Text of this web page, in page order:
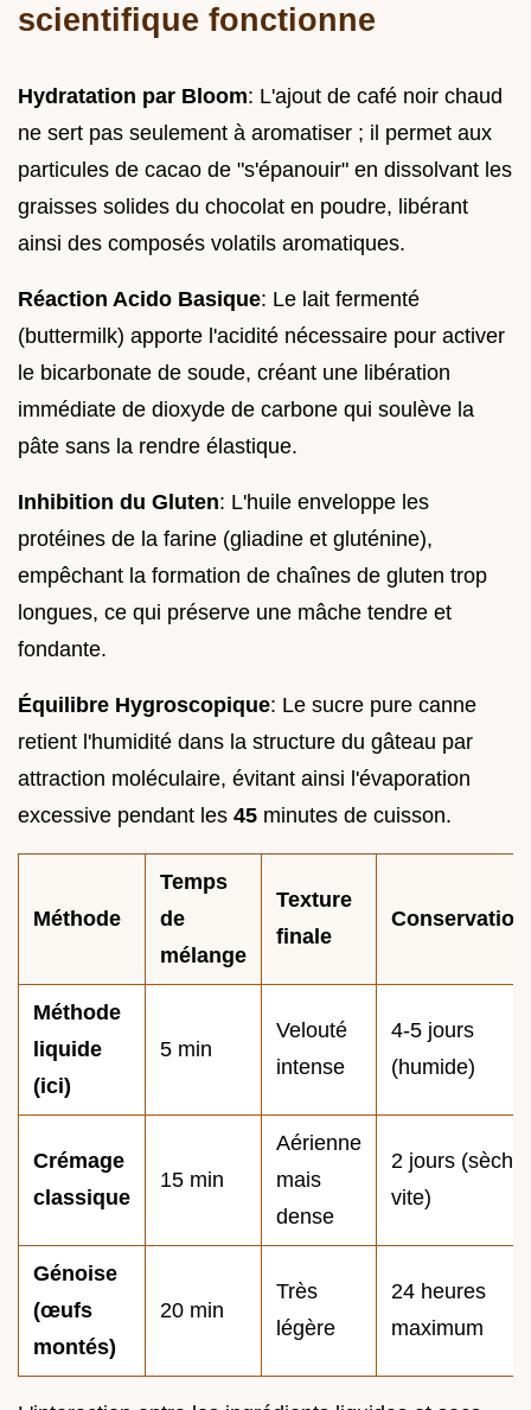
scientifique fonctionne
Hydratation par Bloom: L'ajout de café noir chaud
ne sert pas seulement à aromatiser ; il permet aux
particules de cacao de "s'épanouir" en dissolvant les
graisses solides du chocolat en poudre, libérant
ainsi des composés volatils aromatiques.
Réaction Acido Basique: Le lait fermenté
(buttermilk) apporte l'acidité nécessaire pour activer
le bicarbonate de soude, créant une libération
immédiate de dioxyde de carbone qui soulève la
pâte sans la rendre élastique.
Inhibition du Gluten: L'huile enveloppe les
protéines de la farine (gliadine et gluténine),
empêchant la formation de chaînes de gluten trop
longues, ce qui préserve une mâche tendre et
fondante.
Équilibre Hygroscopique: Le sucre pure canne
retient l'humidité dans la structure du gâteau par
attraction moléculaire, évitant ainsi l'évaporation
excessive pendant les 45 minutes de cuisson.
Méthode
Temps
de
mélange
Texture
finale
Conservation
Méthode
liquide
(ici)
5 min
Velouté
intense
4-5 jours
(humide)
Crémage
classique
15 min
Aérienne
mais
dense
2 jours (sèche
vite)
Génoise
(œufs
montés)
20 min
Très
légère
24 heures
maximum